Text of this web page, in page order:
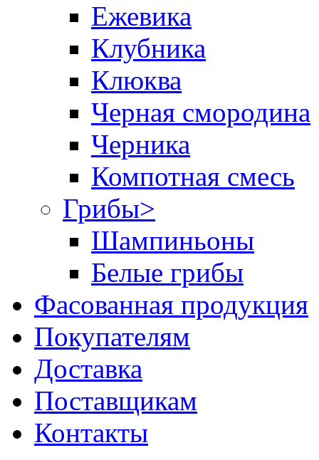
Ежевика
Клубника
Клюква
Черная смородина
Черника
Компотная смесь
Грибы>
Шампиньоны
Белые грибы
Фасованная продукция
Покупателям
Доставка
Поставщикам
Контакты